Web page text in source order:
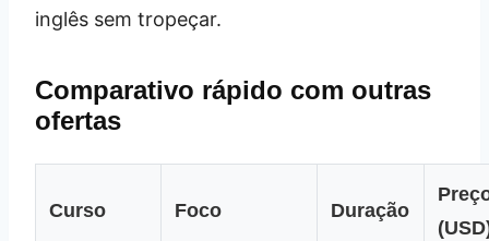
inglês sem tropeçar.
Comparativo rápido com outras
ofertas
Curso Foco Duração